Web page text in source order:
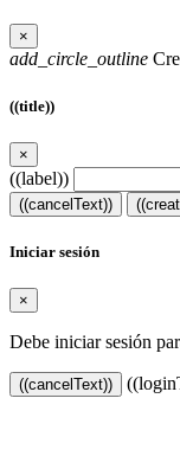
×
add_circle_outline
((title))
×
((label))
((cancelText))
Iniciar sesión
×
Debe iniciar sesión
((cancelText))